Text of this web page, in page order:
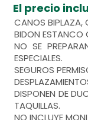
El precio
CANOS BIPLAZA,
BIDON ESTANCO
NO SE
ESPECIALES.
SEGUROS
DISPONEN DE
TAQUILLAS.
NO INCLUYE